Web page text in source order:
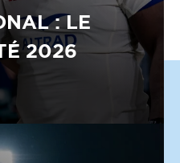
: LE
2026